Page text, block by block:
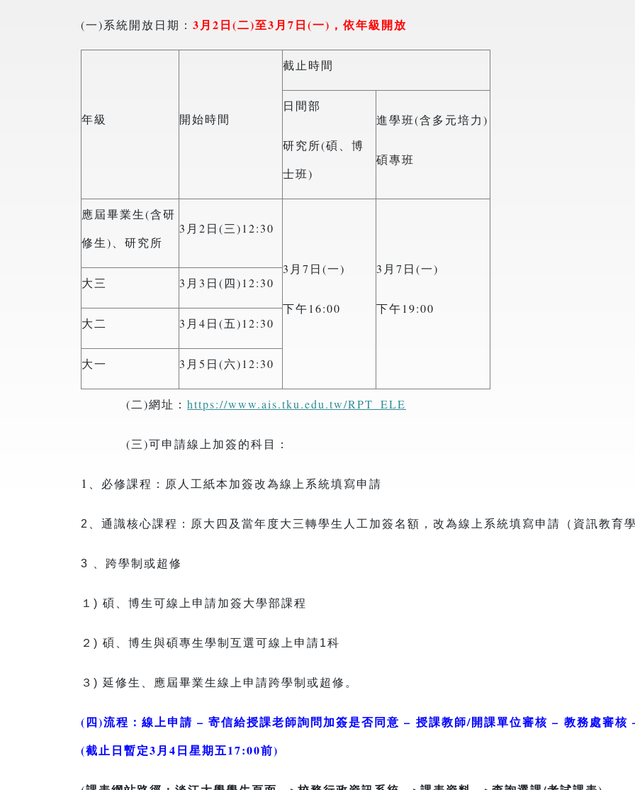
(一)系統開放日期： 3月 2日(二)至3月 7日(一)，依年級開放
年級 開始時間
截止時間
日間部
研究所(碩、博
士班)
進學班(含多元培力)
碩專班
應屆畢業生(含研
修生)、研究所
3月2日(三)12:30
3月7日(一)
下午16:00
3月7日(一)
下午19:00
大三 3月3日(四)12:30
大二 3月4日(五)12:30
大一 3月5日(六)12:30
(二)網址： https://www.ais.tku.edu.tw/RPT_ELE
(三)可申請線上加簽的科目：
1 、必修課程：原人工紙本加簽改為線上系統填寫申請
2、通識核心課程：原大四及當年度大三轉學生人工加簽名額，改為線上系統填寫申請（資訊教育
3 、跨學制或超修
１) 碩、博生可線上申請加簽大學部課程
２) 碩、博生與碩專生學制互選可線上申請1科
３) 延修生、應屆畢業生線上申請跨學制或超修 。
(四)流程：線上申請 – 寄信給授課老師詢問加簽是否同意 – 授課教師/開課單位審核 – 教務處審核
(截止日暫定3月4日星期五17:00前)